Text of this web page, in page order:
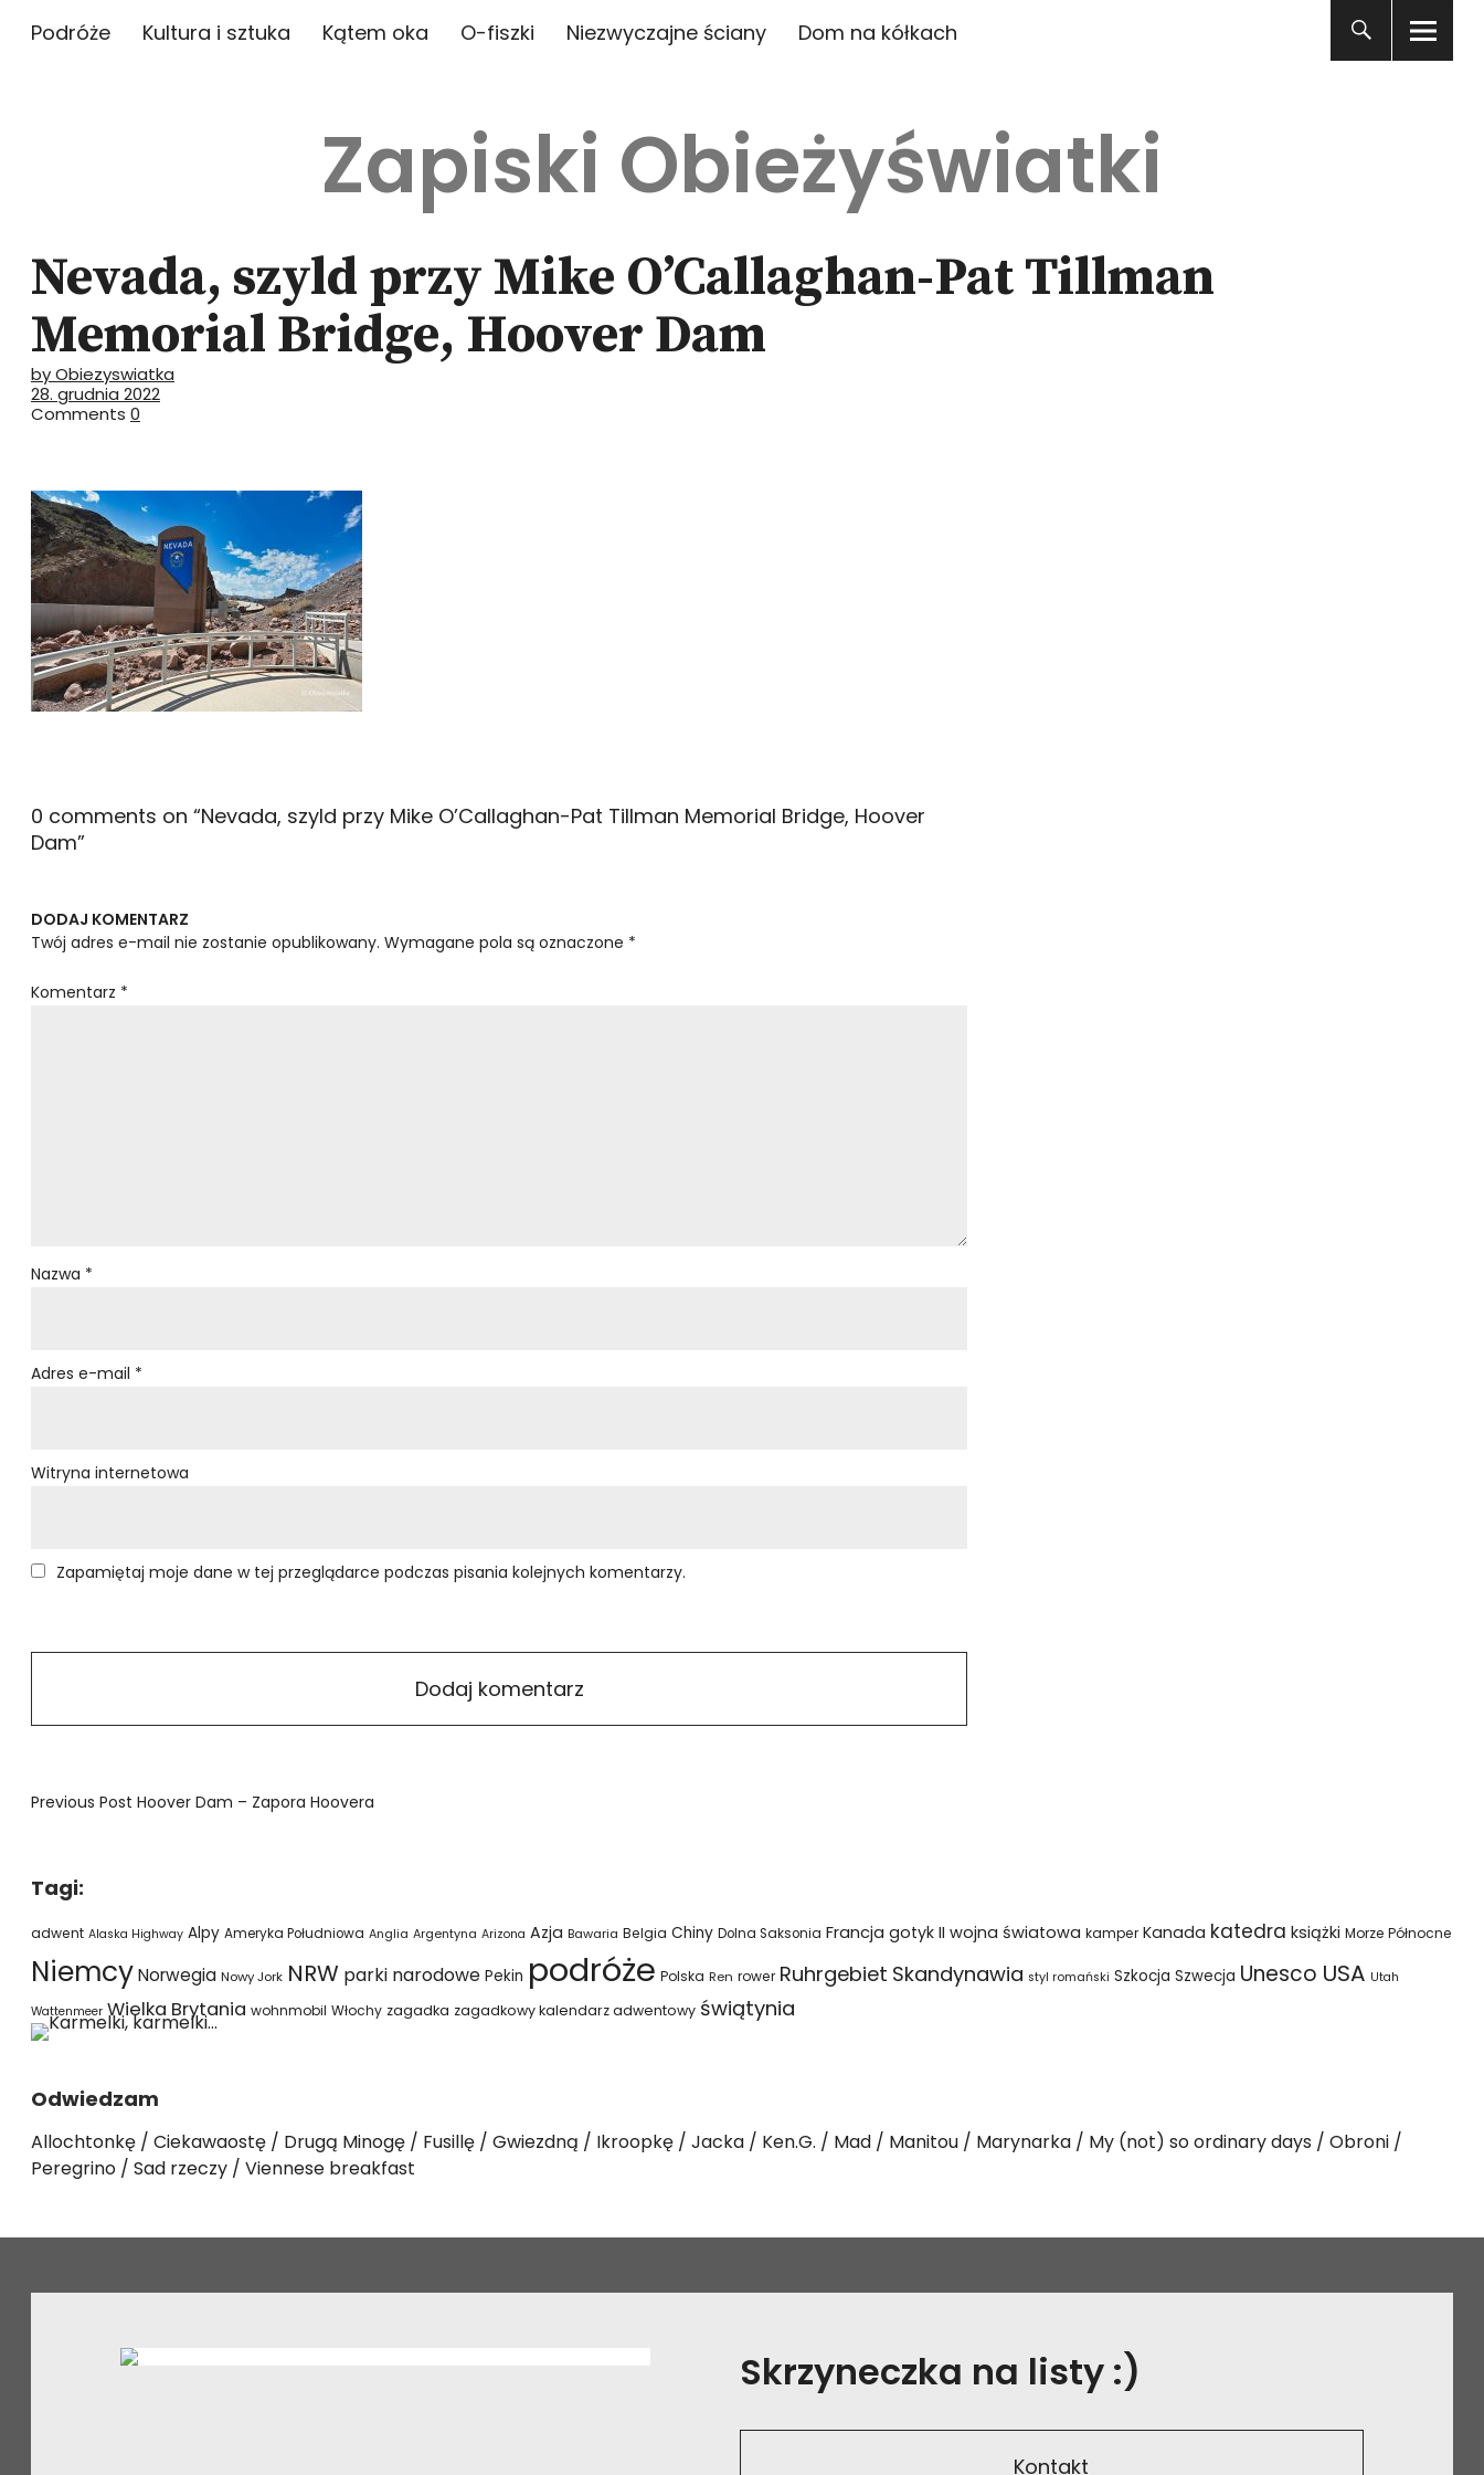
Podróże Kultura i sztuka Kątem oka O-fiszki Niezwyczajne ściany Dom na kółkach
Zapiski Obieżyświatki
Nevada, szyld przy Mike O’Callaghan-Pat Tillman
Memorial Bridge, Hoover Dam
by Obiezyswiatka
28. grudnia 2022
Comments 0
0 comments on “Nevada, szyld przy Mike O’Callaghan-Pat Tillman Memorial Bridge, Hoover
Dam”
DODAJ KOMENTARZ
Twój adres e-mail nie zostanie opublikowany. Wymagane pola są oznaczone *
Komentarz *
Nazwa *
Adres e-mail *
Witryna internetowa
Zapamiętaj moje dane w tej przeglądarce podczas pisania kolejnych komentarzy.
Previous Post Hoover Dam – Zapora Hoovera
Tagi:
adwent Alaska Highway Alpy Ameryka Południowa Anglia Argentyna Arizona Azja Bawaria Belgia Chiny Dolna Saksonia Francja gotyk II wojna światowa kamper Kanada katedra książki Morze Północne
NiemcyNorwegia Nowy Jork NRW parki narodowe Pekin podróże Polska Ren rower Ruhrgebiet Skandynawia styl romański Szkocja Szwecja Unesco USA Utah
Wattenmeer Wielka Brytania wohnmobil Włochy zagadka zagadkowy kalendarz adwentowy świątynia
Odwiedzam
Allochtonkę Ciekawaostę Drugą Minogę Fusillę Gwiezdną Ikroopkę Jacka Ken.G. Mad Manitou Marynarka My (not) so ordinary days
Obroni
Peregrino
Sad rzeczy Viennese breakfast
Skrzyneczka na listy :)
Kontakt